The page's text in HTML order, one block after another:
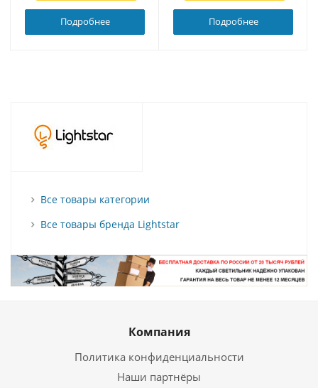
Подробнее Подробнее
Все товары категории
Все товары бренда Lightstar
Компания
Политика конфиденциальности
Наши партнёры